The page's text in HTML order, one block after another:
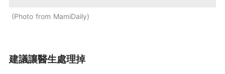
Photo from MamiDaily
建議讓醫生處理掉